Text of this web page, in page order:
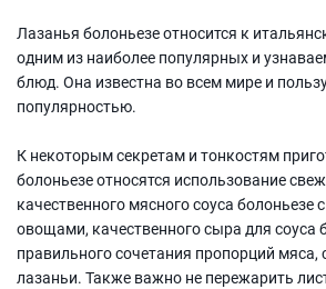
Лазанья болоньезе относится к
одним из наиболее популярных и
блюд. Она известна во всем мире и
популярностью.
К некоторым секретам и тонкостям
болоньезе относятся использование
качественного мясного соуса болоньезе
овощами, качественного сыра для соуса
правильного сочетания пропорций мяса,
лазаньи. Также важно не пережарить